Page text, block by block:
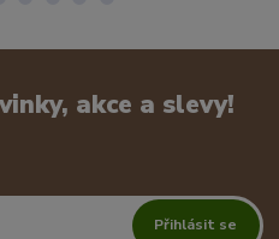
akce a slevy!
Přihlásit se